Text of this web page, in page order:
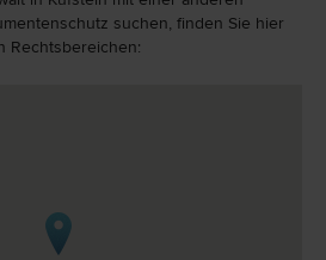
suchen, finden Sie hier
Rechtsbereichen: